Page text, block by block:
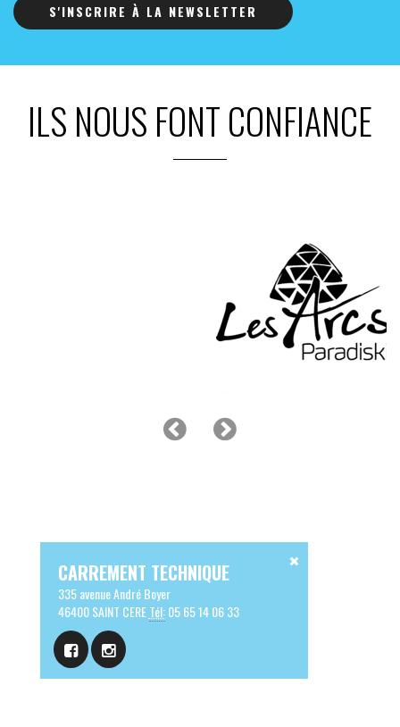
S'INSCRIRE À LA NEWSLETTER
ILS NOUS FONT CONFIANCE
CARREMENT TECHNIQUE
335 avenue André Boyer
46400 SAINT CERETél:05 65 14 06 33